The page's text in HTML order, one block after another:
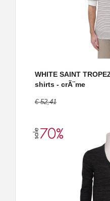
WHITE SAINT
shirts - crÃ¨me
€ 52,41